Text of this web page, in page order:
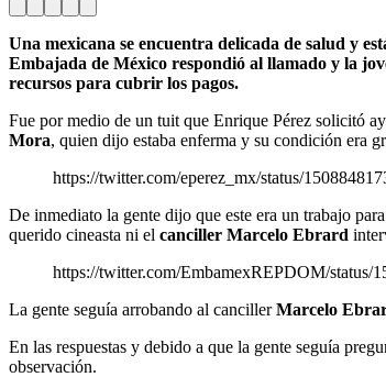
Una mexicana se encuentra delicada de salud y
Embajada de México respondió al llamado y la
recursos para cubrir los pagos.
Fue por medio de un tuit que Enrique Pérez solicitó
Mora, quien dijo estaba enferma y su condición era
https://twitter.com/eperez_mx/status/
De inmediato la gente dijo que este era un trabajo para
querido cineasta ni el canciller Marcelo Ebrard
https://twitter.com/EmbamexREPDOM/
La gente seguía arrobando al cancillerMarcelo
En las respuestas y debido a que la gente seguía
observación.